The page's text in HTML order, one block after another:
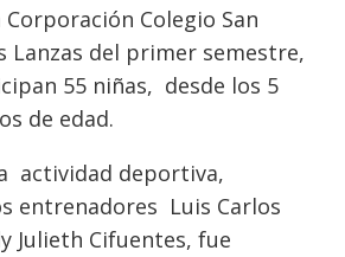
Colegio San
Lanzas del primer semestre,
55 niñas, desde los 5
de edad.
actividad deportiva,
entrenadores Luis Carlos
Julieth Cifuentes, fue